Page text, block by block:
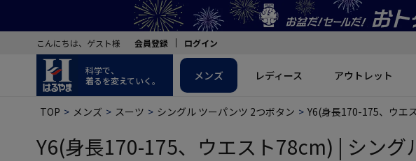
こんにちは、ゲスト様 会員登録 ログイン
科学で、
着るを変えていく。
メンズ レディース アウトレット
TOP メンズ スーツ シングル ツーパンツ 2つボタン Y6(身長170-175、ウエ
Y6(身長170-175、ウエスト78cm) | シン